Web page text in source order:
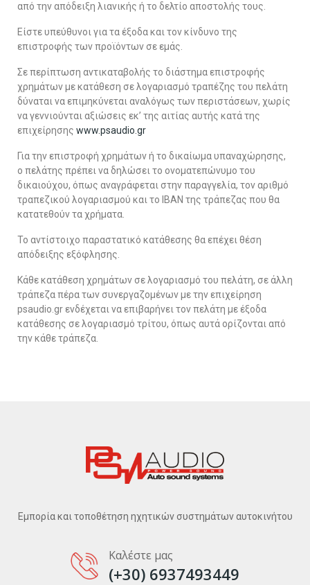
από την απόδειξη λιανικής ή το δελτίο αποστολής τους.
Είστε υπεύθυνοι για τα έξοδα και τον κίνδυνο της
επιστροφής των προϊόντων σε εμάς.
Σε περίπτωση αντικαταβολής το διάστημα επιστροφής
χρημάτων με κατάθεση σε λογαριασμό τραπέζης του πελάτη
δύναται να επιμηκύνεται αναλόγως των περιστάσεων, χωρίς
να γεννιούνται αξιώσεις εκ’ της αιτίας αυτής κατά της
επιχείρησης www.psaudio.gr
Για την επιστροφή χρημάτων ή το δικαίωμα υπαναχώρησης,
ο πελάτης πρέπει να δηλώσει το ονοματεπώνυμο του
δικαιούχου, όπως αναγράφεται στην παραγγελία, τον αριθμό
τραπεζικού λογαριασμού και το IBAN της τράπεζας που θα
κατατεθούν τα χρήματα.
Το αντίστοιχο παραστατικό κατάθεσης θα επέχει θέση
απόδειξης εξόφλησης.
Κάθε κατάθεση χρημάτων σε λογαριασμό του πελάτη, σε άλλη
τράπεζα πέρα των συνεργαζομένων με την επιχείρηση
psaudio.gr ενδέχεται να επιβαρήνει τον πελάτη με έξοδα
κατάθεσης σε λογαριασμό τρίτου, όπως αυτά ορίζονται από
την κάθε τράπεζα.
Εμπορία και τοποθέτηση ηχητικών συστημάτων αυτοκινήτου
Καλέστε μας
(+30) 6937493449